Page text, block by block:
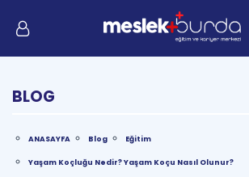
BLOG
ANASAYFA Blog Eğitim
Yaşam Koçluğu Nedir? Yaşam Koçu Nasıl Olunur?